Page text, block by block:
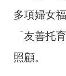
多項婦女
「友善托
照顧。